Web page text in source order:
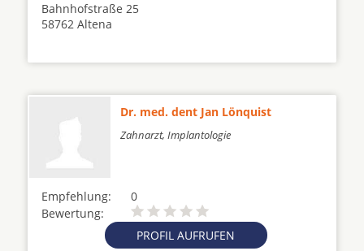
Bahnhofstraße 25
58762 Altena
Dr. med. dent Jan Lönquist
Zahnarzt, Implantologie
Empfehlung:
0
Bewertung:
PROFIL AUFRUFEN